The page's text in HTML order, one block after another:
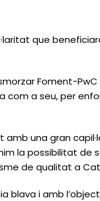
que
Foment-
com a seu, per
una gran
la possibilitat de
de qualitat a
blava i amb